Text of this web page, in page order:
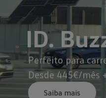
ID.
Perfeito para
Desde 445€/mês
Saiba mais